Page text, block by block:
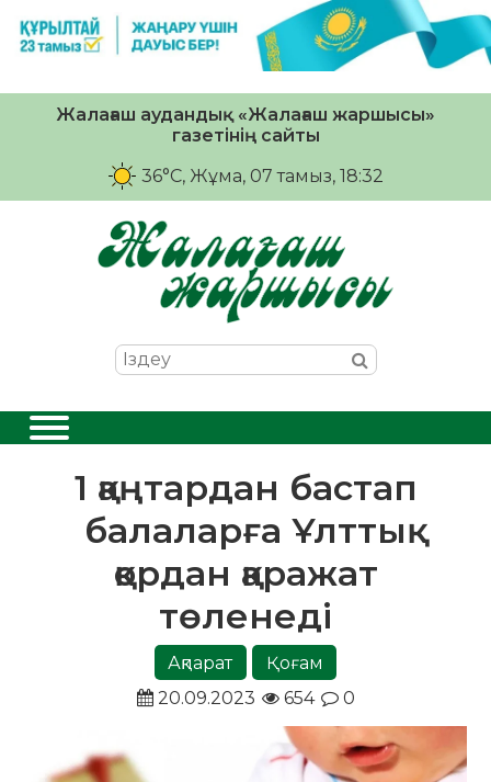
Жалағаш аудандық «Жалағаш жаршысы»
газетінің сайты
36°C, Жұма, 07 тамыз, 18:32
1 қаңтардан бастап
балаларға Ұлттық
қордан қаражат
төленеді
Ақпарат
Қоғам
20.09.2023
654 0